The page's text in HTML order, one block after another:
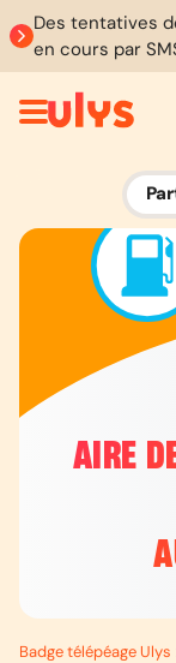
Des tentatives
en cours par
AIRE
Badge télépéage Ulys